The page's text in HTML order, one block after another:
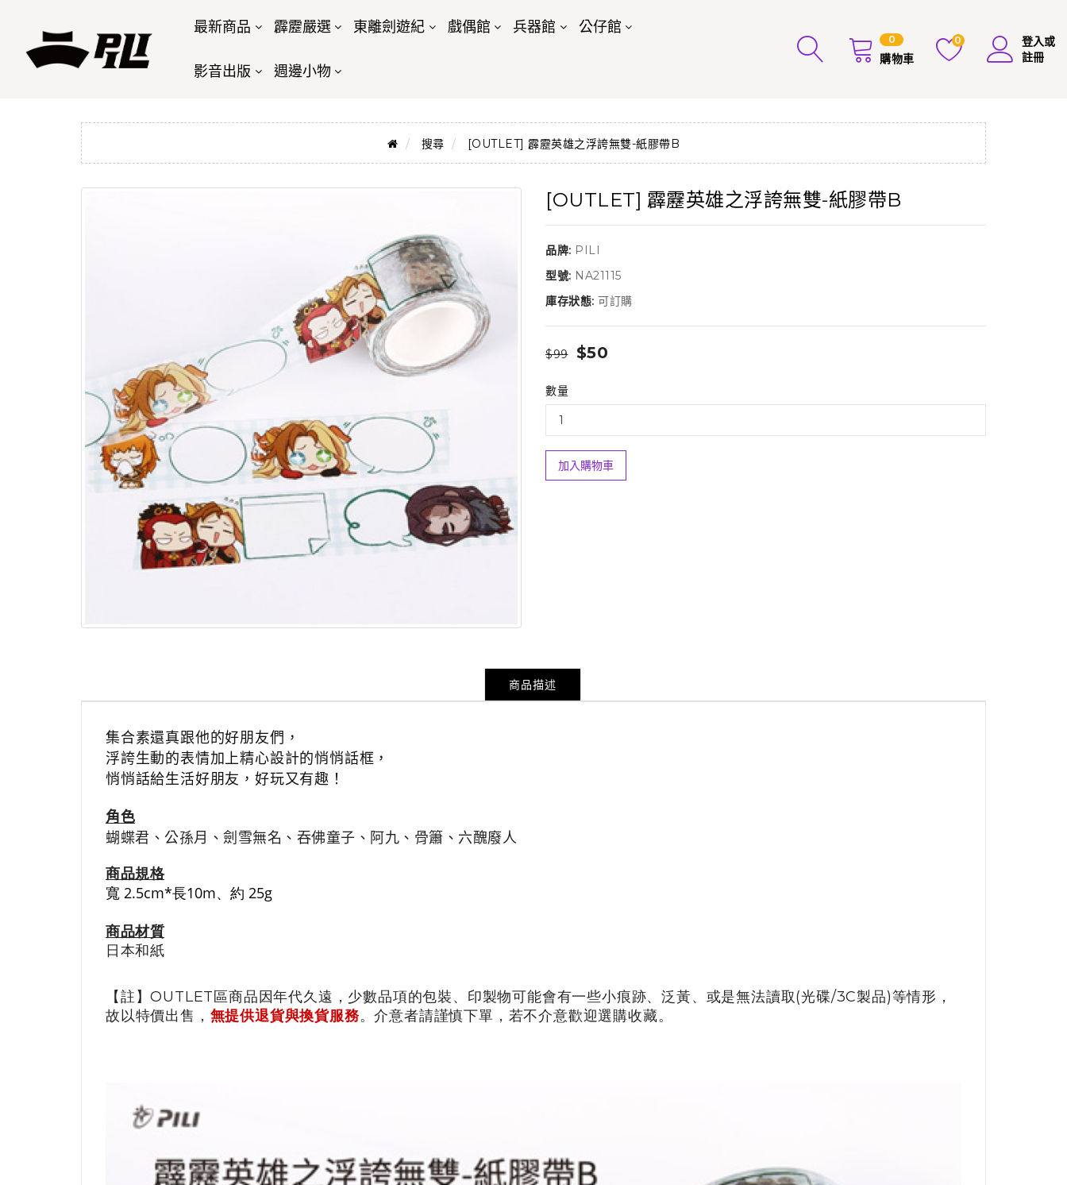
最新商品 霹靂嚴選 東離劍遊紀 戲偶館 兵器館 公仔館
影音出版 週邊小物
0
購物車
0
登入或
註冊
搜尋 [OUTLET] 霹靂英雄之浮誇無雙-紙膠帶B
[OUTLET] 霹靂英雄之浮誇無雙-紙膠帶B
品牌: PILI
型號: NA21115
庫存狀態: 可訂購
$99 $50
數量
加入購物車
商品描述
集合素還真跟他的好朋友們，
浮誇生動的表情加上精心設計的悄悄話框，
悄悄話給生活好朋友，好玩又有趣！
角色
蝴蝶君、公孫月、劍雪無名、吞佛童子、阿九、骨簫、六醜廢人
商品規格
寬 2.5cm*長10m、 約 25g
商品材質
日本和紙
【註】OUTLET區商品因年代久遠，少數品項的包裝、印製物可能會有一些小痕跡、泛黃、或是無法讀取(光碟/3C製品)等情形，
故以特價出售， 無提供退貨與換貨服務。介意者請謹慎下單，若不介意歡迎選購收藏。